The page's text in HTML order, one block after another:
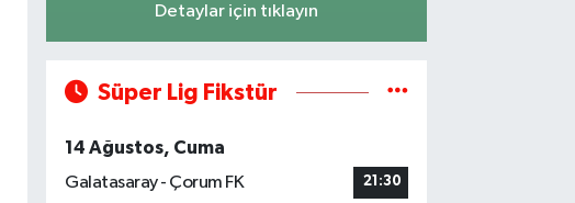
Detaylar için tıklayın
Süper Lig Fikstür
14 Ağustos, Cuma
Galatasaray - Çorum FK
21:30